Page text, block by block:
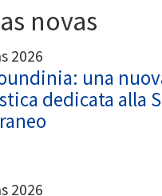
novas
2026
una
dedicata alla
2026